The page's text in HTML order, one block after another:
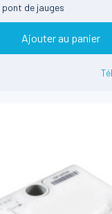
de jauges
Ajouter au panier